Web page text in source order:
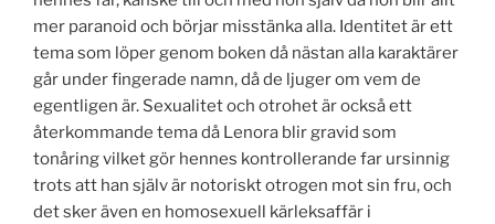
mer paranoid och börjar misstänka alla. Identitet är ett
tema som löper genom boken då nästan alla karaktärer
går under fingerade namn, då de ljuger om vem de
egentligen är. Sexualitet och otrohet är också ett
återkommande tema då Lenora blir gravid som
tonåring vilket gör hennes kontrollerande far ursinnig
trots att han själv är notoriskt otrogen mot sin fru, och
det sker även en homosexuell kärleksaffär i